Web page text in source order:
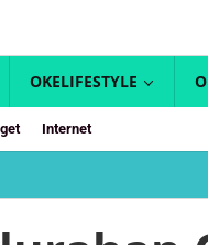
OKELIFESTYLE
Internet